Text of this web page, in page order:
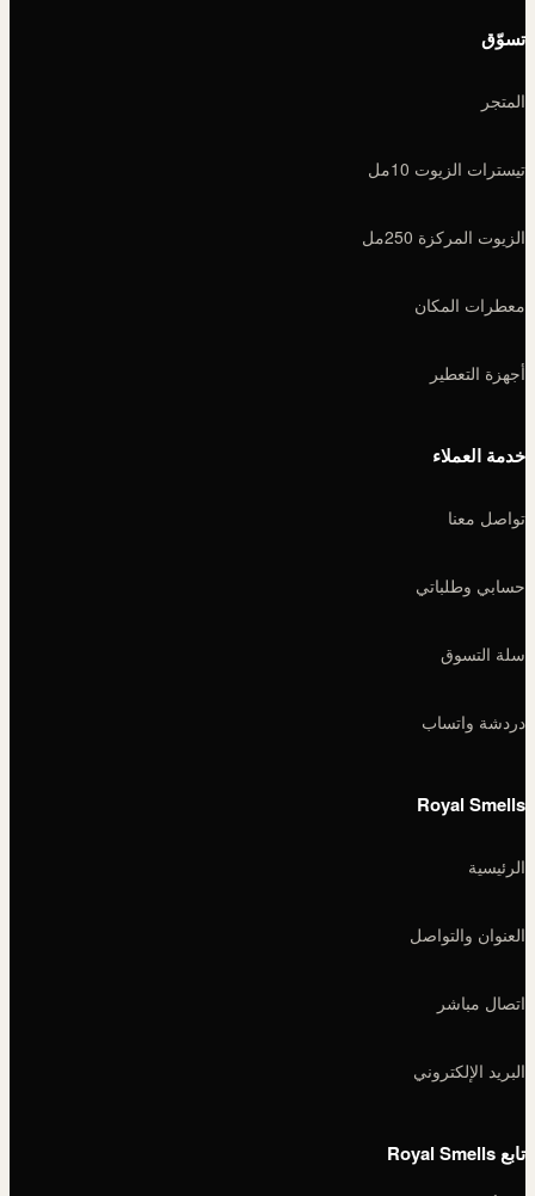
تسوّق
المتجر
تيسترات الزيوت 10مل
الزيوت المركزة 250مل
معطرات المكان
أجهزة التعطير
خدمة العملاء
تواصل معنا
حسابي وطلباتي
سلة التسوق
دردشة واتساب
Royal Smells
الرئيسية
العنوان والتواصل
اتصال مباشر
البريد الإلكتروني
تابع Royal Smells